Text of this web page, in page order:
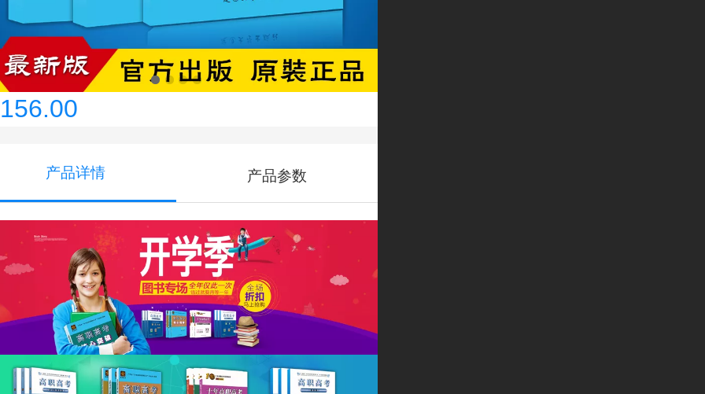
年高职高考核心突破 语文一套3本 广东省
证书教材
产品详情 产品参数